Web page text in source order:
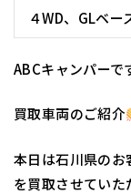
４WD、GLベー
ABCキャンパーで
買取車両のご紹介
本日は石川県のお
を買取させていた